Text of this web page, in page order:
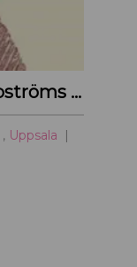
Räkor & Vin på Uppströms Fisk
, Uppsala